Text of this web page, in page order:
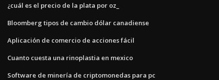
¿cuál es el precio de la plata por oz_
Bloomberg tipos de cambio dólar canadiense
Aplicación de comercio de acciones fácil
Cuanto cuesta una rinoplastia en mexico
Software de minería de criptomonedas para pc